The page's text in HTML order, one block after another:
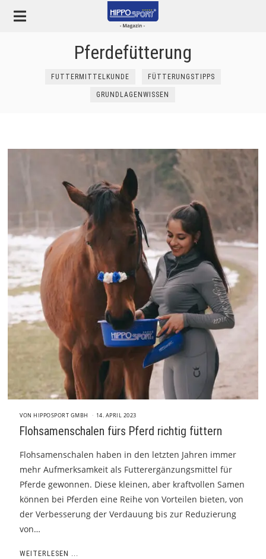
Pferdefütterung
FUTTERMITTELKUNDE FÜTTERUNGSTIPPS
GRUNDLAGENWISSEN
VONHIPPOSPORT GMBH 14. APRIL 2023
Flohsamenschalen fürs Pferd richtig füttern
Flohsamenschalen haben in den letzten Jahren immer
mehr Aufmerksamkeit als Futterergänzungsmittel für
Pferde gewonnen. Diese kleinen, aber kraftvollen Samen
können bei Pferden eine Reihe von Vorteilen bieten, von
der Verbesserung der Verdauung bis zur Reduzierung
von…
WEITERLESEN ...